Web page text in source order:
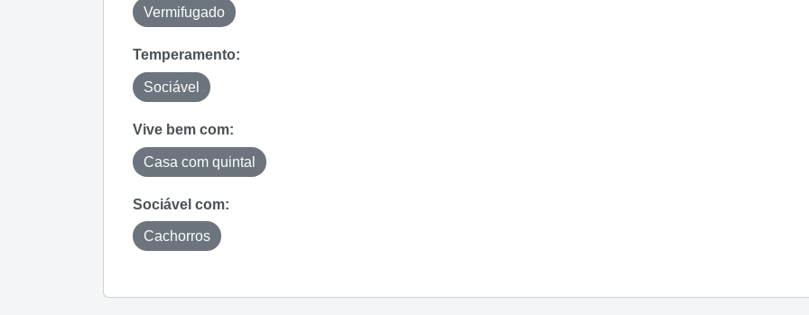
Vermifugado
Temperamento:
Sociável
Vive bem com:
Casa com quintal
Sociável com:
Cachorros